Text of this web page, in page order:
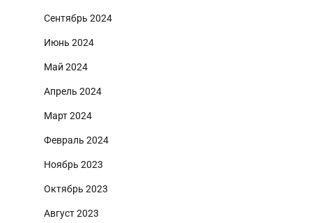
Сентябрь 2024
Июнь 2024
Май 2024
Апрель 2024
Март 2024
Февраль 2024
Ноябрь 2023
Октябрь 2023
Август 2023